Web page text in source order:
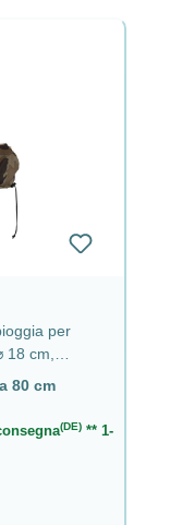
per
cm,
80 cm
(DE)** 1-